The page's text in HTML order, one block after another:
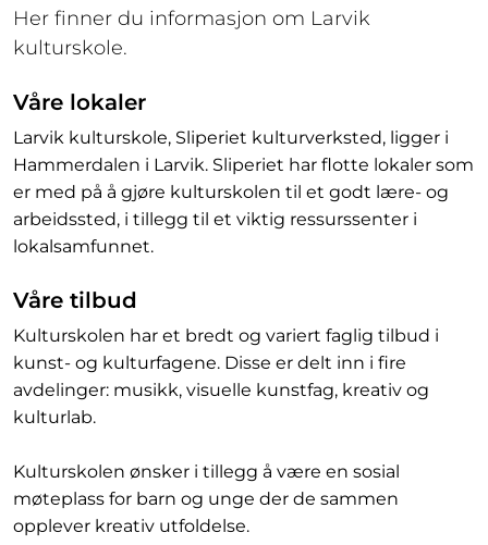
Her finner du informasjon om Larvik
kulturskole.
Våre lokaler
Larvik kulturskole, Sliperiet kulturverksted, ligger i
Hammerdalen i Larvik. Sliperiet har flotte lokaler som
er med på å gjøre kulturskolen til et godt lære- og
arbeidssted, i tillegg til et viktig ressurssenter i
lokalsamfunnet.
Våre tilbud
Kulturskolen har et bredt og variert faglig tilbud i
kunst- og kulturfagene. Disse er delt inn i fire
avdelinger: musikk, visuelle kunstfag, kreativ og
kulturlab.
Kulturskolen ønsker i tillegg å være en sosial
møteplass for barn og unge der de sammen
opplever kreativ utfoldelse.